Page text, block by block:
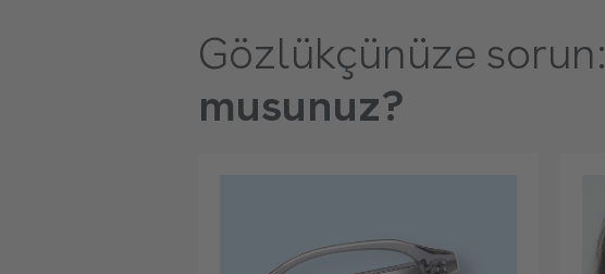
Gözlükçünüze sorun:
musunuz?